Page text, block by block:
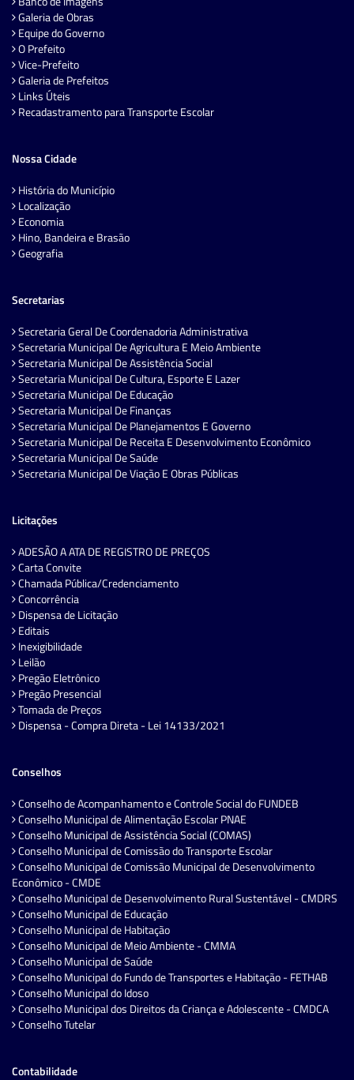
Galeria de Obras
Equipe do Governo
O Prefeito
Vice-Prefeito
Galeria de Prefeitos
Links Úteis
Recadastramento para Transporte Escolar
Nossa Cidade
História do Município
Localização
Economia
Hino, Bandeira e Brasão
Geografia
Secretarias
Secretaria Geral De Coordenadoria Administrativa
Secretaria Municipal De Agricultura E Meio Ambiente
Secretaria Municipal De Assistência Social
Secretaria Municipal De Cultura, Esporte E Lazer
Secretaria Municipal De Educação
Secretaria Municipal De Finanças
Secretaria Municipal De Planejamentos E Governo
Secretaria Municipal De Receita E Desenvolvimento Econômico
Secretaria Municipal De Saúde
Secretaria Municipal De Viação E Obras Públicas
Licitações
ADESÃO A ATA DE REGISTRO DE PREÇOS
Carta Convite
Chamada Pública/Credenciamento
Concorrência
Dispensa de Licitação
Editais
Inexigibilidade
Leilão
Pregão Eletrônico
Pregão Presencial
Tomada de Preços
Dispensa - Compra Direta - Lei 14133/2021
Conselhos
Conselho de Acompanhamento e Controle Social do FUNDEB
Conselho Municipal de Alimentação Escolar PNAE
Conselho Municipal de Assistência Social (COMAS)
Conselho Municipal de Comissão do Transporte Escolar
Conselho Municipal de Comissão Municipal de Desenvolvimento
Econômico - CMDE
Conselho Municipal de Desenvolvimento Rural Sustentável - CMDRS
Conselho Municipal de Educação
Conselho Municipal de Habitação
Conselho Municipal de Meio Ambiente - CMMA
Conselho Municipal de Saúde
Conselho Municipal do Fundo de Transportes e Habitação - FETHAB
Conselho Municipal do Idoso
Conselho Municipal dos Direitos da Criança e Adolescente - CMDCA
Conselho Tutelar
Contabilidade